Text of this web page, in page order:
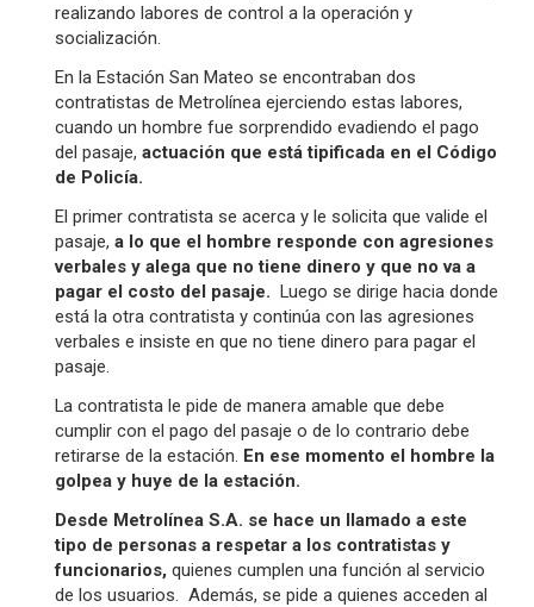
realizando labores de control a la operación y
socialización.
En la Estación San Mateo se encontraban dos
contratistas de Metrolínea ejerciendo estas labores,
cuando un hombre fue sorprendido evadiendo el pago
del pasaje, actuación que está tipificada en el Código
de Policía.
El primer contratista se acerca y le solicita que valide el
pasaje, a lo que el hombre responde con agresiones
verbales y alega que no tiene dinero y que no va a
pagar el costo del pasaje. Luego se dirige hacia donde
está la otra contratista y continúa con las agresiones
verbales e insiste en que no tiene dinero para pagar el
pasaje.
La contratista le pide de manera amable que debe
cumplir con el pago del pasaje o de lo contrario debe
retirarse de la estación. En ese momento el hombre la
golpea y huye de la estación.
Desde Metrolínea S.A. se hace un llamado a este
tipo de personas a respetar a los contratistas y
funcionarios, quienes cumplen una función al servicio
de los usuarios. Además, se pide a quienes acceden al